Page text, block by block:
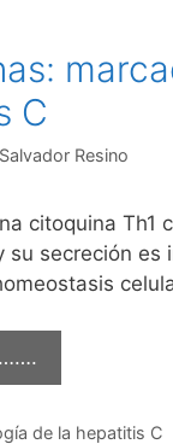
C
Salvador Resino
citoquina
su secreción es
de la hepatitis C